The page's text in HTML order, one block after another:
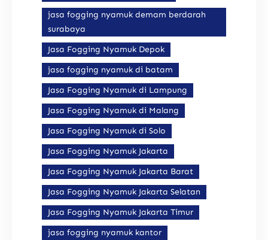
jasa fogging nyamuk demam berdarah
surabaya
Jasa Fogging Nyamuk Depok
jasa fogging nyamuk di batam
Jasa Fogging Nyamuk di Lampung
Jasa Fogging Nyamuk di Malang
Jasa Fogging Nyamuk di Solo
Jasa Fogging Nyamuk Jakarta
Jasa Fogging Nyamuk Jakarta Barat
Jasa Fogging Nyamuk Jakarta Selatan
Jasa Fogging Nyamuk Jakarta Timur
jasa fogging nyamuk kantor